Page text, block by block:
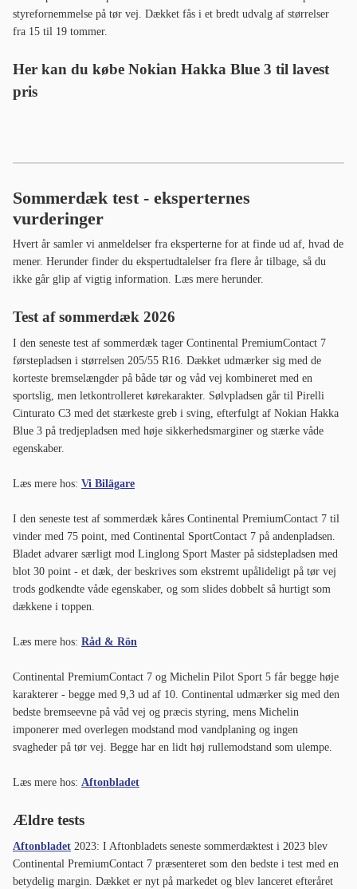
styrefornemmelse på tør vej. Dækket fås i et bredt udvalg af størrelser
fra 15 til 19 tommer.
Her kan du købe Nokian Hakka Blue 3 til lavest
pris
Sommerdæk test - eksperternes
vurderinger
Hvert år samler vi anmeldelser fra eksperterne for at finde ud af, hvad de
mener. Herunder finder du ekspertudtalelser fra flere år tilbage, så du
ikke går glip af vigtig information. Læs mere herunder.
Test af sommerdæk 2026
I den seneste test af sommerdæk tager Continental PremiumContact 7
førstepladsen i størrelsen 205/55 R16. Dækket udmærker sig med de
korteste bremselængder på både tør og våd vej kombineret med en
sportslig, men letkontrolleret kørekarakter. Sølvpladsen går til Pirelli
Cinturato C3 med det stærkeste greb i sving, efterfulgt af Nokian Hakka
Blue 3 på tredjepladsen med høje sikkerhedsmarginer og stærke våde
egenskaber.
Læs mere hos: Vi Bilägare
I den seneste test af sommerdæk kåres Continental PremiumContact 7 til
vinder med 75 point, med Continental SportContact 7 på andenpladsen.
Bladet advarer særligt mod Linglong Sport Master på sidstepladsen med
blot 30 point - et dæk, der beskrives som ekstremt upålideligt på tør vej
trods godkendte våde egenskaber, og som slides dobbelt så hurtigt som
dækkene i toppen.
Læs mere hos: Råd & Rön
Continental PremiumContact 7 og Michelin Pilot Sport 5 får begge høje
karakterer - begge med 9,3 ud af 10. Continental udmærker sig med den
bedste bremseevne på våd vej og præcis styring, mens Michelin
imponerer med overlegen modstand mod vandplaning og ingen
svagheder på tør vej. Begge har en lidt høj rullemodstand som ulempe.
Læs mere hos: Aftonbladet
Ældre tests
Aftonbladet 2023: I Aftonbladets seneste sommerdæktest i 2023 blev
Continental PremiumContact 7 præsenteret som den bedste i test med en
betydelig margin. Dækket er nyt på markedet og blev lanceret efteråret